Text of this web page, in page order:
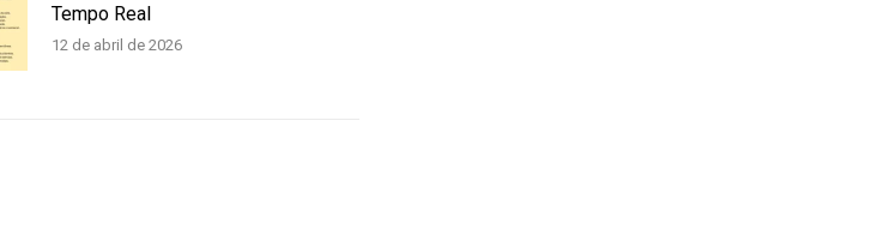
Tempo Real
12 de abril de 2026